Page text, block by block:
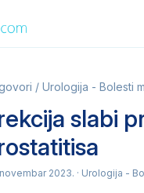
/ Urologija - Bolesti
slabi
2023. · Urologija -